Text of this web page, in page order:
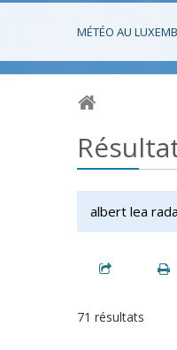
MÉTÉO AU
71 résultats